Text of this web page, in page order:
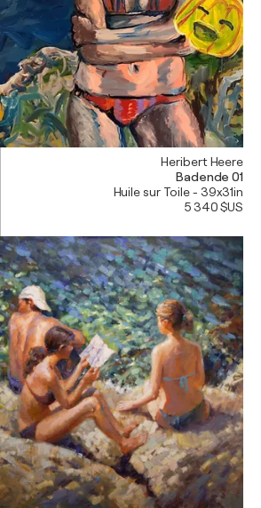
Heribert Heere
Badende 01
Huile sur Toile - 39x31in
5 340 $US